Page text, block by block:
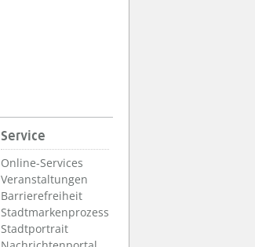
Service
Online-Services
Veranstaltungen
Barrierefreiheit
Stadtmarkenprozess
Stadtportrait